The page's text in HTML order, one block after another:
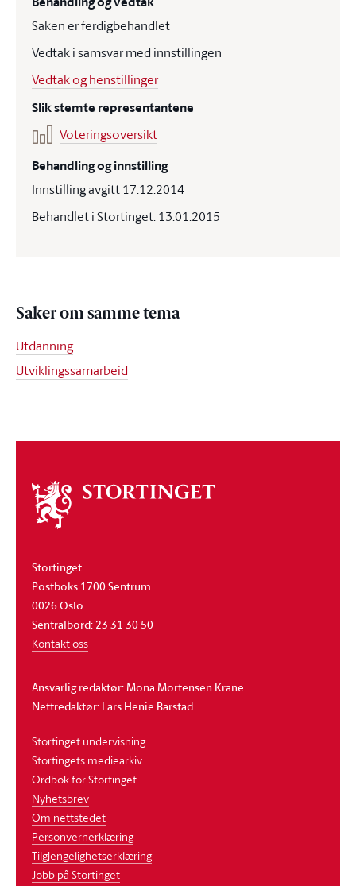
Saken er ferdigbehandlet
Vedtak i samsvar med innstillingen
Vedtak og henstillinger
Slik stemte representantene
Voteringsoversikt
Behandling og innstilling
Innstilling avgitt 17.12.2014
Behandlet i Stortinget: 13.01.2015
Saker om samme tema
Utdanning
Utviklingssamarbeid
Om
stortinget
Stortinget
Postboks 1700 Sentrum
0026 Oslo
Sentralbord: 23 31 30 50
Kontakt oss
Ansvarlig redaktør: Mona Mortensen Krane
Nettredaktør: Lars Henie Barstad
Stortinget undervisning
Stortingets mediearkiv
Ordbok for Stortinget
Nyhetsbrev
Om nettstedet
Personvernerklæring
Tilgjengelighetserklæring
Jobb på Stortinget